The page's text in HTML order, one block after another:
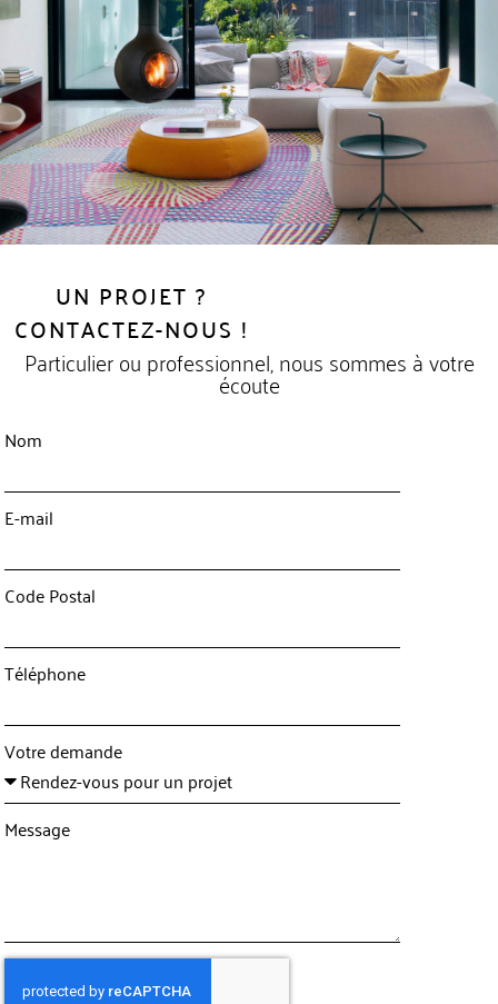
UN PROJET ?
CONTACTEZ-NOUS !
Particulier ou professionnel, nous sommes à votre
écoute
Nom
E-mail
Code Postal
Téléphone
Votre demande
Message